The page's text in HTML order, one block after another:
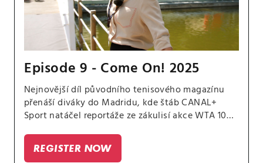
Episode 9 - Come On! 2025
Nejnovější díl původního tenisového magazínu
přenáší diváky do Madridu, kde štáb CANAL+
Sport natáčel reportáže ze zákulisí akce WTA 1000
průvodkyně se ujala bývalá světová pětka Daniela
Hantuchová.
REGISTER NOW